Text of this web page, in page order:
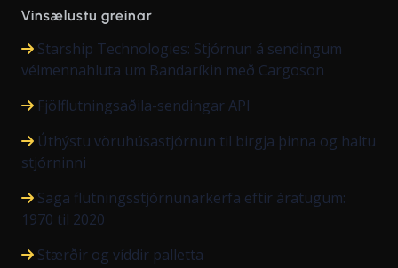
Vinsælustu greinar
Starship Technologies: Stjórnun á sendingum
vélmennahluta um Bandaríkin með Cargoson
Fjölflutningsaðila-sendingar API
Úthýstu vöruhúsastjórnun til birgja þinna og haltu
stjórninni
Saga flutningsstjórnunarkerfa eftir áratugum:
1970 til 2020
Stærðir og víddir palletta